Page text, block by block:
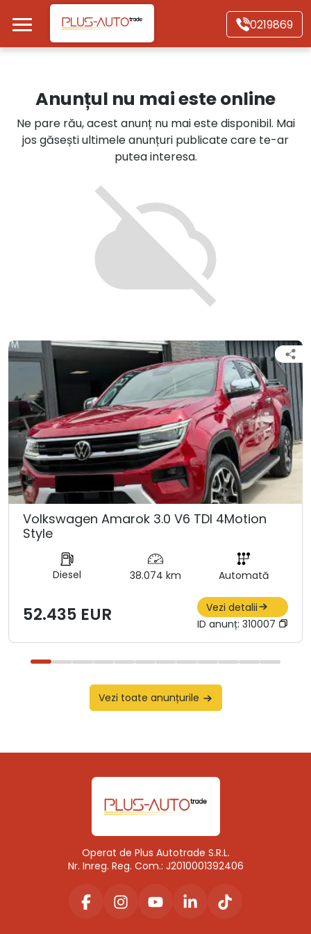
Mergi direct la conținutul principal
0219869
Autoturisme
Motociclete
Autoutilitare
Alte tipuri vehicule
Anunțul nu mai este online
Ne pare rău, acest anunț nu mai este disponibil. Mai
jos găsești ultimele anunțuri publicate care te-ar
putea interesa.
Volkswagen Amarok 3.0 V6 TDI 4Motion
Style
Diesel 38.074 km Automată
52.435 EUR
Vezi detalii
ID anunț: 310007
Vezi toate anunțurile
Operat de Plus Autotrade S.R.L.
Nr. Inreg. Reg. Com.: J2010001392406